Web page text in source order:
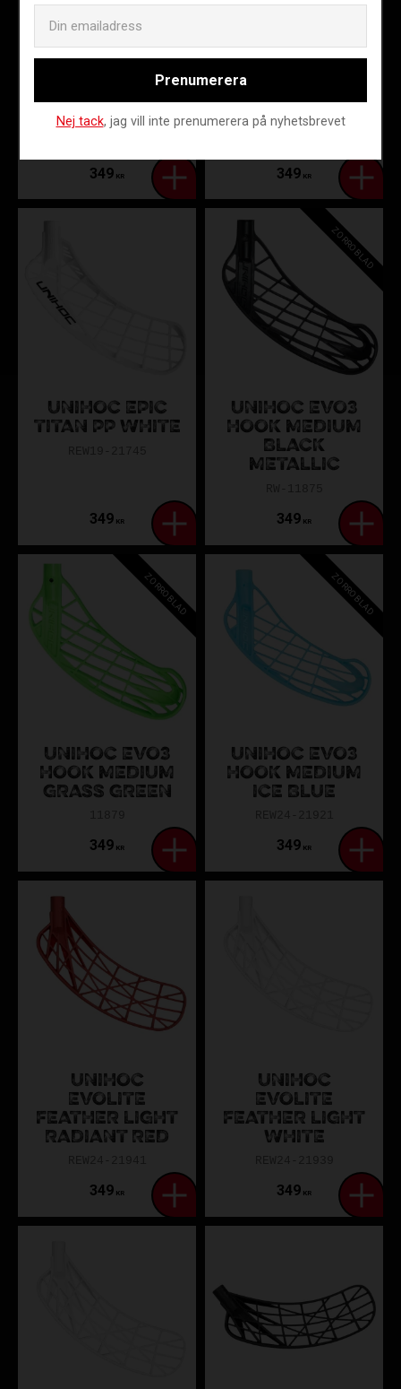
UNIHOC EPIC
HARD WHITE
349 KR
UNIHOC EPIC
MEDIUM BLACK
349 KR
UNIHOC EPIC
TITAN PP WHITE
349 KR
UNIHOC EVO3
HOOK MEDIUM
BLACK
METALLIC
349 KR
ZORROBLAD
UNIHOC EVO3
HOOK MEDIUM
GRASS GREEN
349 KR
ZORROBLAD
UNIHOC EVO3
HOOK MEDIUM
ICE BLUE
349 KR
ZORROBLAD
UNIHOC
EVOLITE
FEATHER LIGHT
RADIANT RED
349 KR
UNIHOC
EVOLITE
FEATHER LIGHT
WHITE
349 KR
Prenumerera
Nej tack, jag vill inte prenumerera på nyhetsbrevet